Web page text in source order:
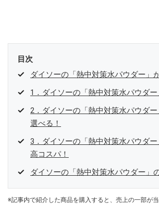
目次
ダイソーの「熱中対策水パウダー」
1．ダイソーの「熱中対策水パウダ
2．ダイソーの「熱中対策水パウダ
選べる！
3．ダイソーの「熱中対策水パウダー
高コスパ！
ダイソーの「熱中対策水パウダー」
※記事内で紹介した商品を購入すると、売上の一部が